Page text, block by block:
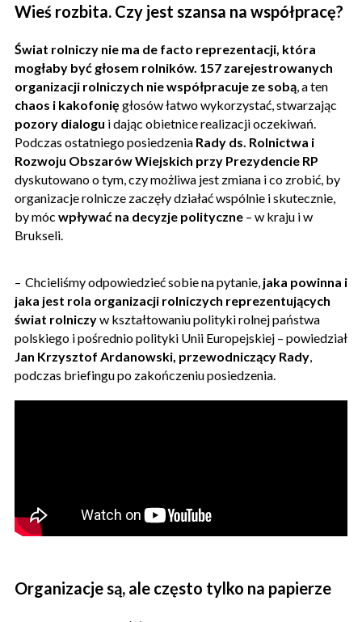
Wieś rozbita. Czy jest szansa na współpracę?
Świat rolniczy nie ma de facto reprezentacji, która
mogłaby być głosem rolników. 157 zarejestrowanych
organizacji rolniczych nie współpracuje ze sobą , a ten
chaos i kakofonię głosów łatwo wykorzystać, stwarzając
pozory dialogu i dając obietnice realizacji oczekiwań.
Podczas ostatniego posiedzenia Rady ds. Rolnictwa i
Rozwoju Obszarów Wiejskich przy Prezydencie RP
dyskutowano o tym, czy możliwa jest zmiana i co zrobić, by
organizacje rolnicze zaczęły działać wspólnie i skutecznie,
by móc wpływać na decyzje polityczne – w kraju i w
Brukseli.
– Chcieliśmy odpowiedzieć sobie na pytanie, jaka powinna i
jaka jest rola organizacji rolniczych reprezentujących
świat rolniczyw kształtowaniu polityki rolnej państwa
polskiego i pośrednio polityki Unii Europejskiej – powiedział
Jan Krzysztof Ardanowski, przewodniczący Rady
podczas briefingu po zakończeniu posiedzenia.
Organizacje są, ale często tylko na papierze